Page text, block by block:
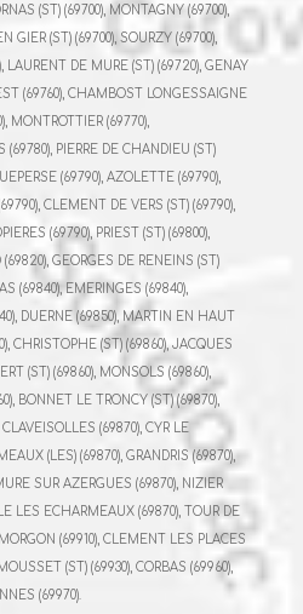
(ST) (69700), MONTAGNY (69700),
GIER (ST) (69700), SOURZY (69700),
LAURENT DE MURE (ST) (69720), GENAY
(69760), CHAMBOST LONGESSAIGNE
MONTROTTIER (69770),
PIERRE DE CHANDIEU (ST)
(69790), AZOLETTE (69790),
CLEMENT DE VERS (ST) (69790),
(69790), PRIEST (ST) (69800),
GEORGES DE RENEINS (ST)
(69840), EMERINGES (69840),
DUERNE (69850), MARTIN EN HAUT
CHRISTOPHE (ST) (69860), JACQUES
(ST) (69860), MONSOLS (69860),
BONNET LE TRONCY (ST) (69870),
(69870), CYR LE
(LES) (69870), GRANDRIS (69870),
SUR AZERGUES (69870), NIZIER
LES ECHARMEAUX (69870), TOUR DE
(69910), CLEMENT LES PLACES
(ST) (69930), CORBAS (69960),
(69970).